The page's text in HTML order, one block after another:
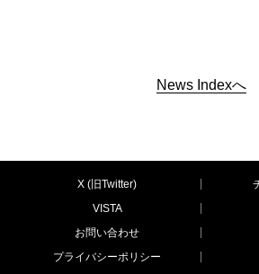
News Indexへ
X (旧Twitter)
VISTA
お問い合わせ
プライバシーポリシー